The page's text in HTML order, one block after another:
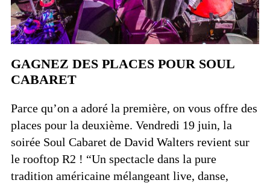
GAGNEZ DES PLACES POUR SOUL
CABARET
Parce qu’on a adoré la première, on vous offre des
places pour la deuxième. Vendredi 19 juin, la
soirée Soul Cabaret de David Walters revient sur
le rooftop R2 ! “Un spectacle dans la pure
tradition américaine mélangeant live, danse,